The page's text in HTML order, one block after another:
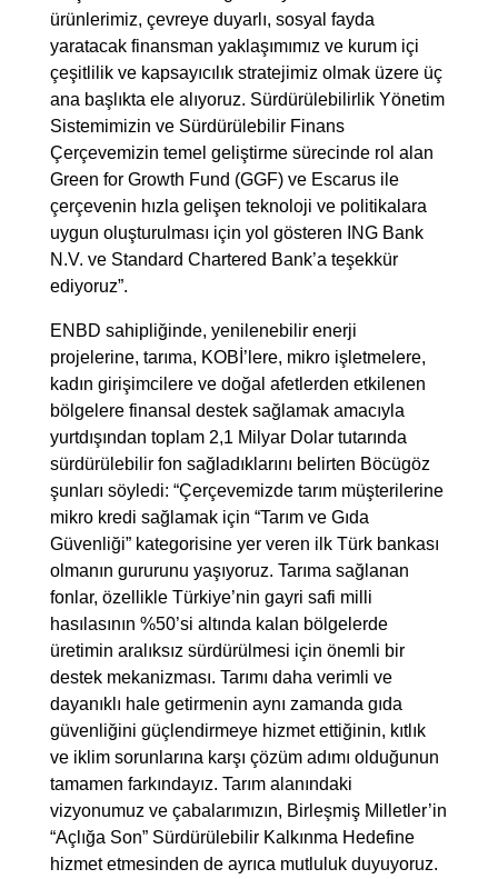
ürünlerimiz, çevreye duyarlı, sosyal fayda
yaratacak finansman yaklaşımımız ve kurum içi
çeşitlilik ve kapsayıcılık stratejimiz olmak üzere üç
ana başlıkta ele alıyoruz. Sürdürülebilirlik Yönetim
Sistemimizin ve Sürdürülebilir Finans
Çerçevemizin temel geliştirme sürecinde rol alan
Green for Growth Fund (GGF) ve Escarus ile
çerçevenin hızla gelişen teknoloji ve politikalara
uygun oluşturulması için yol gösteren ING Bank
N.V. ve Standard Chartered Bank’a teşekkür
ediyoruz”.
ENBD sahipliğinde, yenilenebilir enerji
projelerine, tarıma, KOBİ’lere, mikro işletmelere,
kadın girişimcilere ve doğal afetlerden etkilenen
bölgelere finansal destek sağlamak amacıyla
yurtdışından toplam 2,1 Milyar Dolar tutarında
sürdürülebilir fon sağladıklarını belirten Böcügöz
şunları söyledi: “Çerçevemizde tarım müşterilerine
mikro kredi sağlamak için “Tarım ve Gıda
Güvenliği” kategorisine yer veren ilk Türk bankası
olmanın gururunu yaşıyoruz. Tarıma sağlanan
fonlar, özellikle Türkiye’nin gayri safi milli
hasılasının %50’si altında kalan bölgelerde
üretimin aralıksız sürdürülmesi için önemli bir
destek mekanizması. Tarımı daha verimli ve
dayanıklı hale getirmenin aynı zamanda gıda
güvenliğini güçlendirmeye hizmet ettiğinin, kıtlık
ve iklim sorunlarına karşı çözüm adımı olduğunun
tamamen farkındayız. Tarım alanındaki
vizyonumuz ve çabalarımızın, Birleşmiş Milletler’in
“Açlığa Son” Sürdürülebilir Kalkınma Hedefine
hizmet etmesinden de ayrıca mutluluk duyuyoruz.